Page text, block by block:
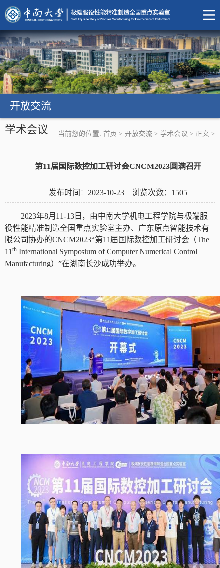
开放交流
学术会议 当前您的位置: 首页 > 开放交流 > 学术会议 > 正文 >
第11届国际数控加工研讨会CNCM2023圆满召开
发布时间：2023-10-23 浏览次数： 1505
2023年8月 11-13 日，由中南大学机电工程学院与极端服
役性能精准制造全国重点实验室主办、广东原点智能技术有
限公司协办的CNCM2023“第11 届国际数控加工研讨会（The
11 th International Symposium of Computer Numerical Control
Manufacturing）”在湖南长沙成功举办。